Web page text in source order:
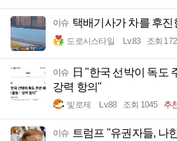
이슈 택배기사가 차를 후진
도로시스타일 Lv.83 조회
이슈
日 "한국 선박이 독도
강력 항의"
빛로제 Lv.88 조회 1045 추
이슈
트럼프 "유권자들, 나